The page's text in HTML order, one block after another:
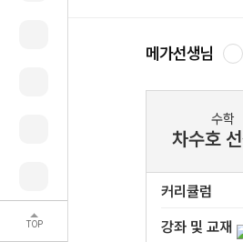
TOP
메가선생님
수학
차수호
커리큘럼
강좌 및 교재